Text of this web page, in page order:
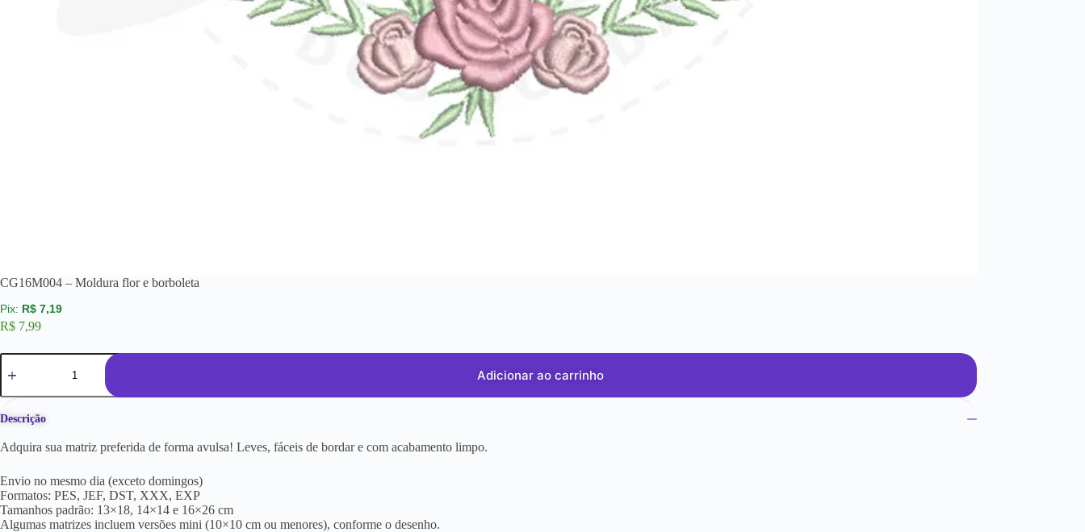
CG16M004 – Moldura flor e borboleta
R$ 7,19
R$ 7,99
Adicionar ao carrinho
Descrição
Adquira sua matriz preferida de forma avulsa! Leves, fáceis de bordar e com acabamento limpo.
Envio no mesmo dia (exceto domingos)
Formatos: PES, JEF, DST, XXX, EXP
Tamanhos padrão: 13×18, 14×14 e 16×26 cm
Algumas matrizes incluem versões mini (10×10 cm ou menores), conforme o desenho.